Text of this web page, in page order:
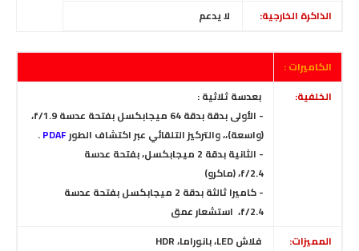
الذاكرة الخارجية:
لا يدعم
الكاميرات :
الخلفية:
بعدسة ثلاثية :
- الأولى بدقة بدقة 64 ميجابكسل بفتحة عدسة f/1.9،
(واسعة)،،والتركيز التلقائي عبر اكتشاف الطورPDAF
.
- الثانية
بدقة 2 ميجابكسل، بفتحة عدسة
f/2.4، (ماكرو)
- كاميرا ثالثةبدقة 2 ميجابكسل
بفتحة عدسة
f/2.4، استشعار عمق
المميزات:
فلاش LED، بانوراما، HDR